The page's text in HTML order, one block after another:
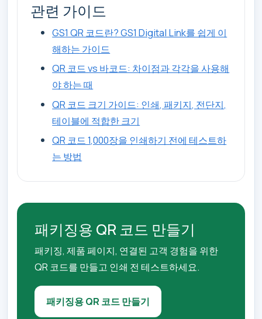
관련 가이드
GS1 QR 코드란? GS1 Digital Link를 쉽게 이
해하는 가이드
QR 코드 vs 바코드: 차이점과 각각을 사용해
야 하는 때
QR 코드 크기 가이드: 인쇄, 패키지, 전단지,
테이블에 적합한 크기
QR 코드 1,000장을 인쇄하기 전에 테스트하
는 방법
패키징용 QR 코드 만들기
패키징, 제품 페이지, 연결된 고객 경험을 위한
QR 코드를 만들고 인쇄 전 테스트하세요.
패키징용 QR 코드 만들기